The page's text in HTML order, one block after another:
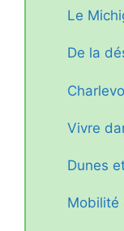
Le
De la
Vivre
Dunes
Mobilité